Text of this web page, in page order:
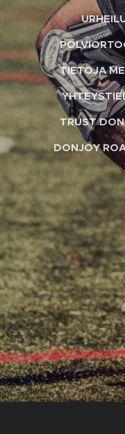
TIETOJA
TRUST
DONJOY